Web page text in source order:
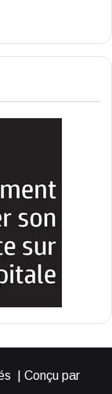
| Conçu par